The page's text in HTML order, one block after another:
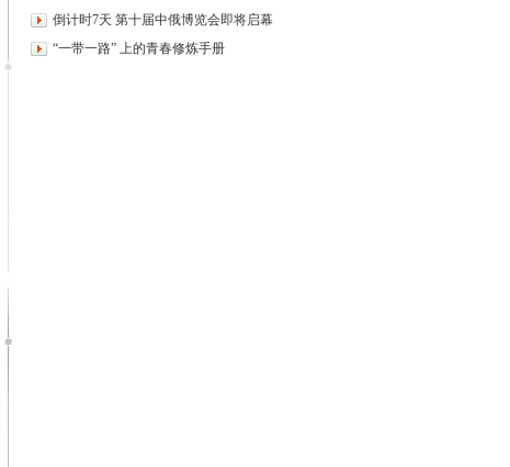
倒计时7天 第十届中俄博览会即将启幕
“一带一路” 上的青春修炼手册